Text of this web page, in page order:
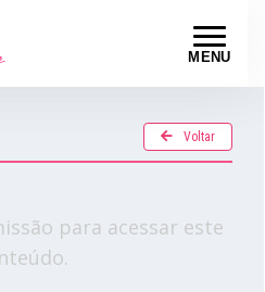
MENU
Voltar
para acessar este